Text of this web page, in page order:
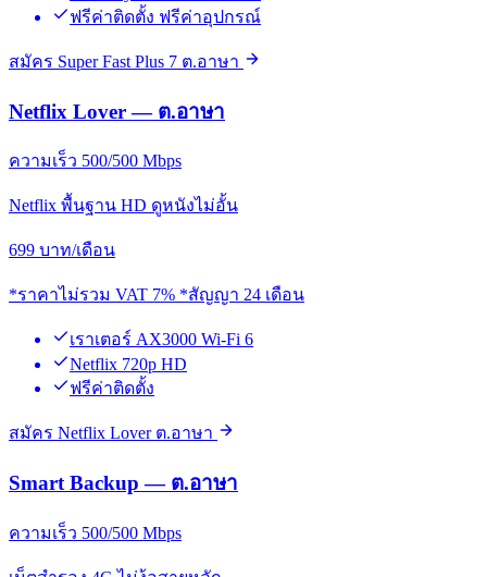
ฟรีค่าติดตั้ง ฟรีค่าอุปกรณ์
สมัคร Super Fast Plus 7 ต.อาษา
Netflix Lover — ต.อาษา
ความเร็ว 500/500 Mbps
Netflix พื้นฐาน HD ดูหนังไม่อั้น
699 บาท/เดือน
*ราคาไม่รวม VAT 7% *สัญญา 24 เดือน
เราเตอร์ AX3000 Wi-Fi 6
Netflix 720p HD
ฟรีค่าติดตั้ง
สมัคร Netflix Lover ต.อาษา
Smart Backup — ต.อาษา
ความเร็ว 500/500 Mbps